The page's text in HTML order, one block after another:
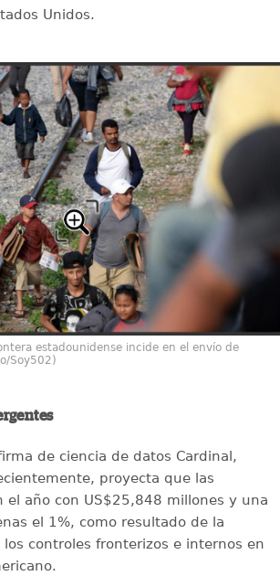
Unidos.
estadounidense incide en el envío de
Soy502)
de ciencia de datos Cardinal,
proyecta que las
el año con US$25,848 millones y una
el 1%, como resultado de la
controles fronterizos e internos en